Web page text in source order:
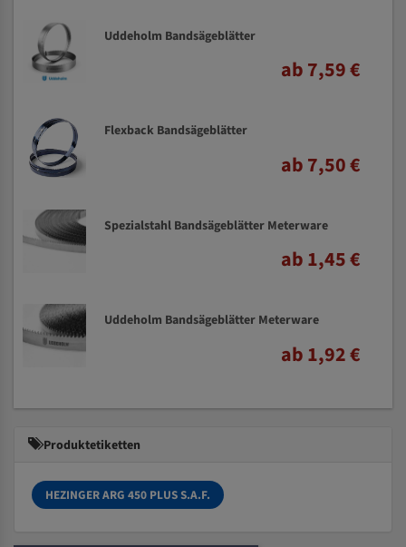
Uddeholm Bandsägeblätter
ab 7,59 €
Flexback Bandsägeblätter
ab 7,50 €
Spezialstahl Bandsägeblätter Meterware
ab 1,45 €
Uddeholm Bandsägeblätter Meterware
ab 1,92 €
Produktetiketten
HEZINGER ARG 450 PLUS S.A.F.